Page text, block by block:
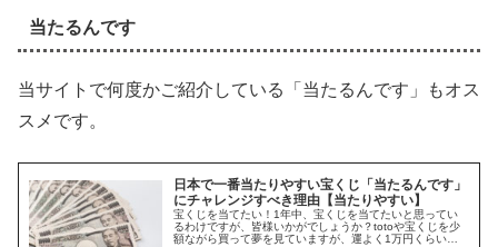
当たるんです
当サイトで何度かご紹介している「当たるんです」もオス
スメです。
日本で一番当たりやすい宝くじ「当たるんです」
にチャレンジすべき理由【当たりやすい】
宝くじを当てたい！1年中、宝くじを当てたいと思ってい
るわけですが、皆様いかがでしょうか？totoや宝くじを少
額ながら買って夢を見ていますが、運よく1万円くらい当